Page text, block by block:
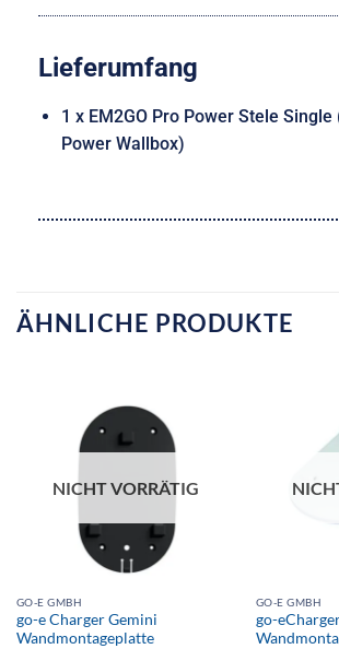
Lieferumfang
1 x EM2GO Pro Power Stele
Power Wallbox)
ÄHNLICHE PRODUKTE
NICHT VORRÄTIG
GO-E GMBH
go-e Charger Gemini
Wandmontageplatte
GO-E GMBH
go-